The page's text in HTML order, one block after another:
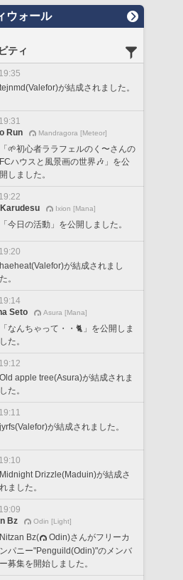
ウォール
ティ
tejnmd(Valefor)が結成されました。
Run
Mandragora [Meteor]
「🌱初心者ララフェルのく〜さんの
FCハウスと風景画の世界🎶」を公
開しました。
Ixion [Mana]
「今日の活動」を公開しました。
haeheat(Valefor)が結成されまし
た。
Seto
Asura [Mana]
「なんちゃって・・🐈」を公開しま
した。
Old apple tree(Asura)が結成されま
した。
jyrfs(Valefor)が結成されました。
Midnight Drizzle(Maduin)が結成さ
れました。
Bz
Odin [Light]
Nitzan Bz(
Odin)さんがフリーカ
ンパニー"Penguild(Odin)"のメンバ
ー募集を開始しました。